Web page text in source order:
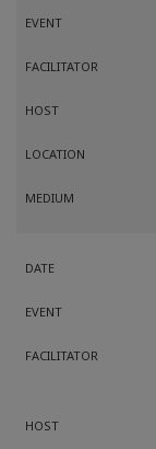
EVENT
FACILITATOR
HOST
LOCATION
MEDIUM
DATE
EVENT
FACILITATOR
HOST